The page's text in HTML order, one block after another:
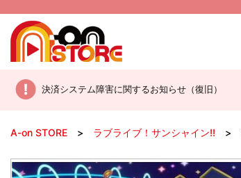
決済システム障害に関するお知らせ（復旧）
A-on STORE ラブライブ！サンシャイン!!